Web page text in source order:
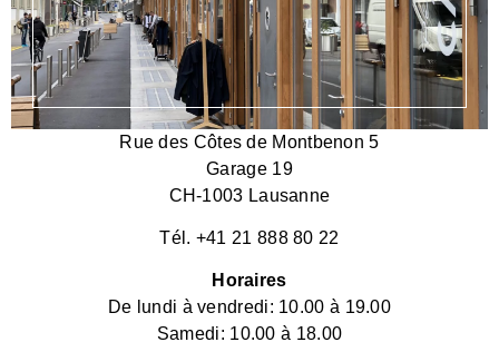
Rue des Côtes de Montbenon 5
Garage 19
CH-1003 Lausanne
Tél. +41 21 888 80 22
Horaires
De lundi à vendredi: 10.00 à 19.00
Samedi: 10.00 à 18.00